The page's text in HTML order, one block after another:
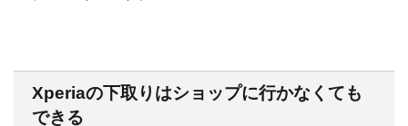
Xperiaの下取りはショップに行かなくても
できる